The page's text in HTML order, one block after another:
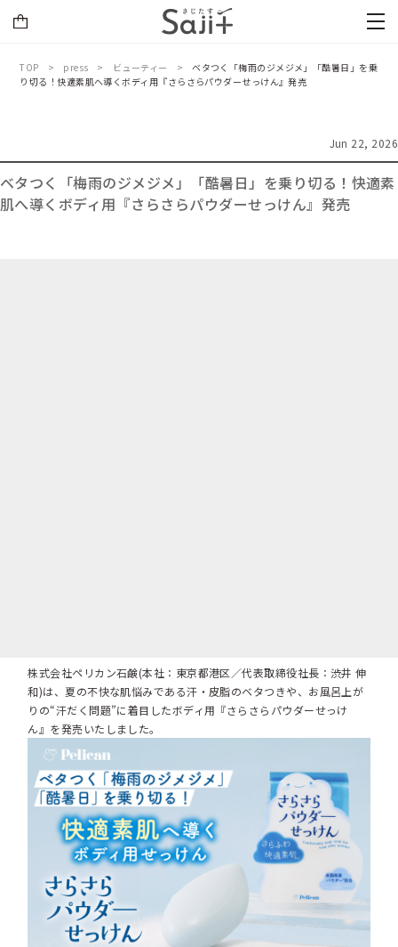
TOP press ビューティー
ベタつく「梅雨のジメジメ」「酷暑日」を乗
り切る！快適素肌へ導くボディ用『さらさらパウダーせっけん』発売
Jun 22, 2026
ベタつく「梅雨のジメジメ」「酷暑日」を乗り切る！快適素
肌へ導くボディ用『さらさらパウダーせっけん』発売
株式会社ペリカン石鹸(本社：東京都港区／代表取締役社長：渋井 伸
和)は、夏の不快な肌悩みである汗・皮脂のベタつきや、お風呂上が
りの“汗だく問題”に着目したボディ用『さらさらパウダーせっけ
ん』を発売いたしました。